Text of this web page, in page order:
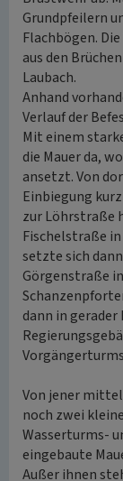
Grundpfeilern
Flachbögen.
aus den
Laubach.
Anhand
Verlauf der
Mit einem
die Mauer da,
ansetzt. Von
Einbiegung
zur Löhrstraße
Fischelstraße
setzte sich
Görgenstraße
dann in
Von jener
noch zwei
Wasserturms-
eingebaute
Außer ihnen